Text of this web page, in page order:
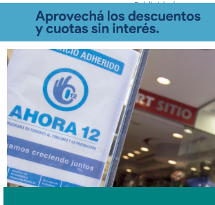
- Publicidad -
¿Dónde y qué se puede comprar con Ahora 30?
Octubre 22, 2021